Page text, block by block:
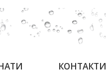
КОНТАКТИ